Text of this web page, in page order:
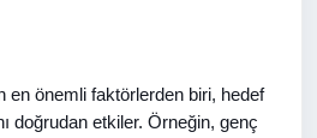
en önemli faktörlerden biri, hedef
doğrudan etkiler. Örneğin, genç